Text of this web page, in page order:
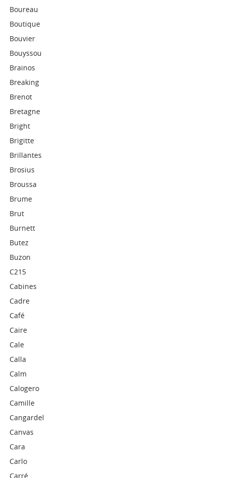
Boureau
Boutique
Bouvier
Bouyssou
Brainos
Breaking
Brenot
Bretagne
Bright
Brigitte
Brillantes
Brosius
Broussa
Brume
Brut
Burnett
Butez
Buzon
C215
Cabines
Cadre
Café
Caire
Cale
Calla
Calm
Calogero
Camille
Cangardel
Canvas
Cara
Carlo
Carré